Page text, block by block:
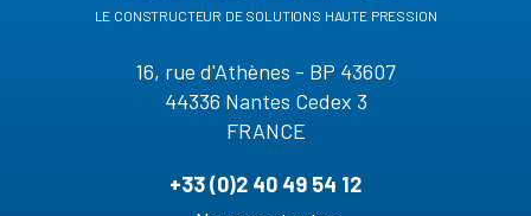
le constructeur de solutions haute pression
16, rue d'Athènes - BP 43607
44336 Nantes Cedex 3
FRANCE
+33 (0)2 40 49 54 12